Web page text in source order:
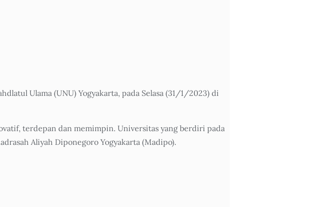
Ulama (UNU) Yogyakarta, pada Selasa (31/1/2023) di
terdepan dan memimpin. Universitas yang berdiri pada
Aliyah Diponegoro Yogyakarta (Madipo).